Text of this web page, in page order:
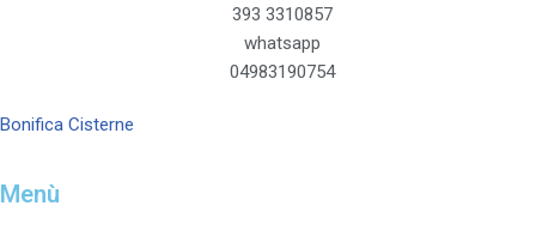
393 3310857
whatsapp
04983190754
Bonifica Cisterne
Menù